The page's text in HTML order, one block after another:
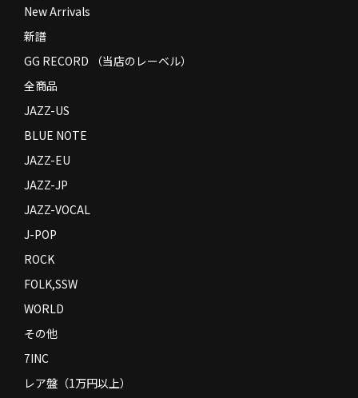
Privacy Policy
特定商取引法に基づく表示
New Arrivals
新譜
GG RECORD （当店のレーベル）
全商品
JAZZ-US
BLUE NOTE
JAZZ-EU
JAZZ-JP
JAZZ-VOCAL
J-POP
ROCK
FOLK,SSW
WORLD
その他
7INC
レア盤（1万円以上）